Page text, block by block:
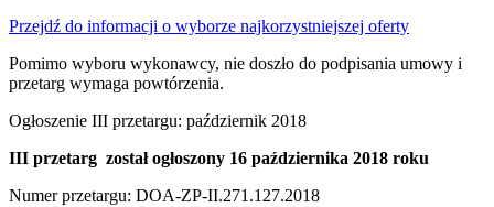
Przejdź do informacji o wyborze najkorzystniejszej oferty
Pomimo wyboru wykonawcy, nie doszło do podpisania umowy i
przetarg wymaga powtórzenia.
Ogłoszenie III przetargu: październik 2018
III przetarg został ogłoszony 16 października 2018 roku
Numer przetargu: DOA-ZP-II.271.127.2018